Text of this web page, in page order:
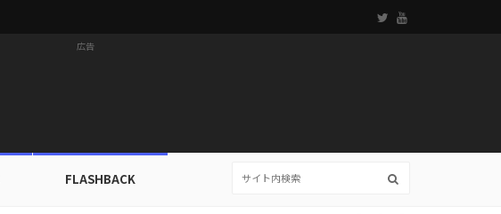
広告
FLASHBACK